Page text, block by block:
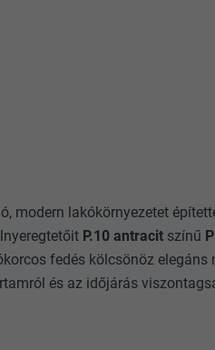
modern lakókörnyezetet
P.10 antracit színű
fedés kölcsönöz elegáns
és az időjárás